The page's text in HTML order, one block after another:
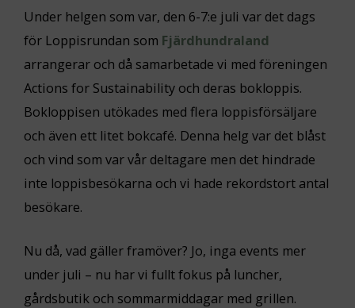
Under helgen som var, den 6-7:e juli var det dags
för Loppisrundan som Fjärdhundraland
arrangerar och då samarbetade vi med föreningen
Actions for Sustainability och deras bokloppis.
Bokloppisen utökades med flera loppisförsäljare
och även ett litet bokcafé. Denna helg var det blåst
och vind som var vår deltagare men det hindrade
inte loppisbesökarna och vi hade rekordstort antal
besökare.
Nu då, vad gäller framöver? Jo, inga events mer
under juli – nu har vi fullt fokus på luncher,
gårdsbutik och sommarmiddagar med grillen.